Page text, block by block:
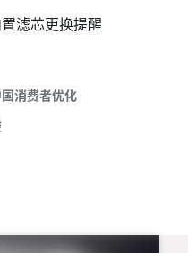
滤芯更换提醒
消费者优化